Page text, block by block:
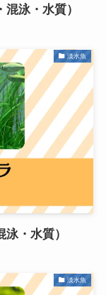
泳・水質）
淡水魚
・水質）
淡水魚